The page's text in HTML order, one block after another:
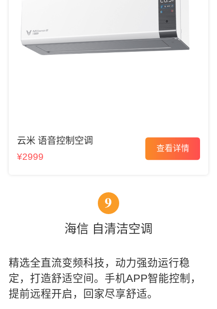
云米 语音控制空调
¥2999
查看详情
9
海信 自清洁空调
精选全直流变频科技，动力强劲运行稳
定，打造舒适空间。手机APP智能控制，
提前远程开启，回家尽享舒适。